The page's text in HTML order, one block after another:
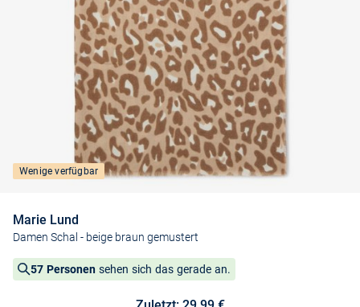
Wenige verfügbar
Marie Lund
Damen Schal - beige braun gemustert
57 Personen sehen sich das gerade an.